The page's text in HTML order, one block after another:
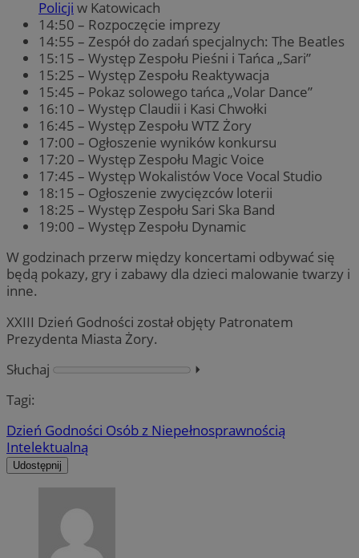
Policji w Katowicach
14:50 – Rozpoczęcie imprezy
14:55 – Zespół do zadań specjalnych: The Beatles
15:15 – Występ Zespołu Pieśni i Tańca „Sari”
15:25 – Występ Zespołu Reaktywacja
15:45 – Pokaz solowego tańca „Volar Dance”
16:10 – Występ Claudii i Kasi Chwołki
16:45 – Występ Zespołu WTZ Żory
17:00 – Ogłoszenie wyników konkursu
17:20 – Występ Zespołu Magic Voice
17:45 – Występ Wokalistów Voce Vocal Studio
18:15 – Ogłoszenie zwycięzców loterii
18:25 – Występ Zespołu Sari Ska Band
19:00 – Występ Zespołu Dynamic
W godzinach przerw między koncertami odbywać się
będą pokazy, gry i zabawy dla dzieci malowanie twarzy i
inne.
XXIII Dzień Godności został objęty Patronatem
Prezydenta Miasta Żory.
Słuchaj
⏵︎
Tagi:
Dzień Godności Osób z Niepełnosprawnością
Intelektualną
Udostępnij